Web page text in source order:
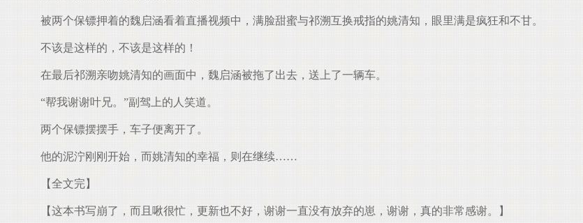
被两个保镖押着的魏启涵看着直播视频中，满脸甜蜜与祁溯互换戒指的姚清知，眼里满是疯狂和不甘。
不该是这样的，不该是这样的！
在最后祁溯亲吻姚清知的画面中，魏启涵被拖了出去，送上了一辆车。
“帮我谢谢叶兄。”副驾上的人笑道。
两个保镖摆摆手，车子便离开了。
他的泥泞刚刚开始，而姚清知的幸福，则在继续……
【全文完】
【这本书写崩了，而且啾很忙，更新也不好，谢谢一直没有放弃的崽，谢谢，真的非常感谢。】